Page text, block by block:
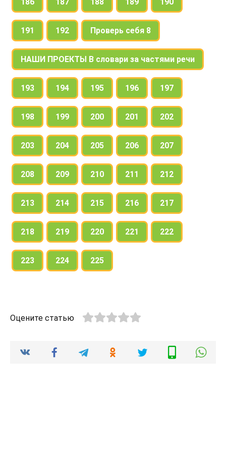
191 192 Проверь себя 8
НАШИ ПРОЕКТЫ В словари за частями речи
193 194 195 196 197
198 199 200 201 202
203 204 205 206 207
208 209 210 211 212
213 214 215 216 217
218 219 220 221 222
223 224 225
Оцените статью